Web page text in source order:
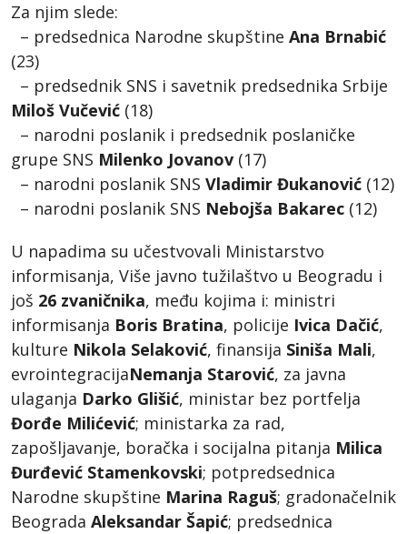
Za njim slede:
– predsednica Narodne skupštine Ana Brnabić
(23)
– predsednik SNS i savetnik predsednika Srbije
Miloš Vučević (18)
– narodni poslanik i predsednik poslaničke
grupe SNS Milenko Jovanov (17)
– narodni poslanik SNS Vladimir Đukanović (12)
– narodni poslanik SNS Nebojša Bakarec (12)
U napadima su učestvovali Ministarstvo
informisanja, Više javno tužilaštvo u Beogradu i
još 26 zvaničnika, među kojima i: ministri
informisanja Boris Bratina, policije Ivica Dačić,
kulture Nikola Selaković, finansija Siniša Mali,
evrointegracijaNemanja Starović, za javna
ulaganja Darko Glišić, ministar bez portfelja
Đorđe Milićević; ministarka za rad,
zapošljavanje, boračka i socijalna pitanja Milica
Đurđević Stamenkovski; potpredsednica
Narodne skupštine Marina Raguš; gradonačelnik
Beograda Aleksandar Šapić; predsednica